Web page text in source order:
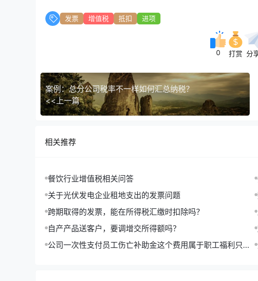
发票 增值税 抵扣 进项
0 打赏 分
案例：总分公司税率不一样如何汇总纳税？
<<上一篇
相关推荐
餐饮行业增值税相关问答
关于光伏发电企业租地支出的发票问题
跨期取得的发票，能在所得税汇缴时扣除吗？
自产产品送客户，要调增交所得额吗？
公司一次性支付员工伤亡补助金这个费用属于职工福利只能